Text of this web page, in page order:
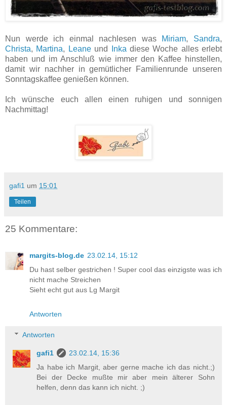
Nun werde ich einmal nachlesen was Miriam, Sandra,
Christa, Martina, Leaneund Inka diese Woche alles erlebt
haben und im Anschluß wie immer den Kaffee hinstellen,
damit wir nachher in gemütlicher Familienrunde unseren
Sonntagskaffee genießen können.
Ich wünsche euch allen einen ruhigen und sonnigen
Nachmittag!
gafi1 um 15:01
Teilen
25 Kommentare:
margits-blog.de 23.02.14, 15:12
Du hast selber gestrichen ! Super cool das einzigste was ich
nicht mache Streichen
Sieht echt gut aus Lg Margit
Antworten
Antworten
gafi1
23.02.14, 15:36
Ja habe ich Margit, aber gerne mache ich das nicht.;)
Bei der Decke mußte mir aber mein älterer Sohn
helfen, denn das kann ich nicht. ;)